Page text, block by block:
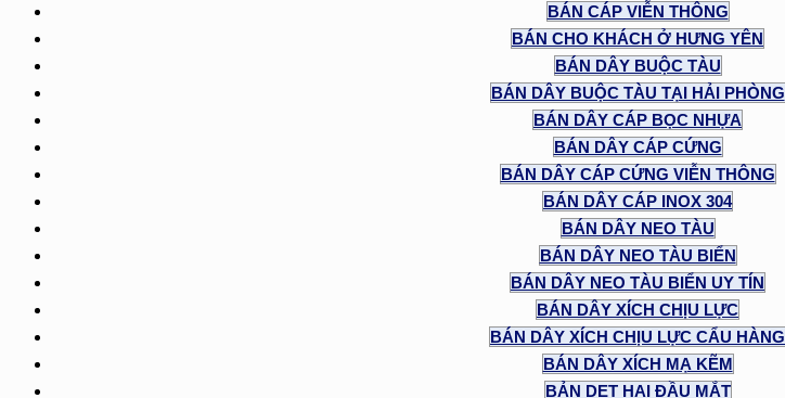
BÁN CÁP VIỄN THÔNG
BÁN CHO KHÁCH Ở HƯNG YÊN
BÁN DÂY BUỘC TÀU
BÁN DÂY BUỘC TÀU TẠI HẢI PHÒNG
BÁN DÂY CÁP BỌC NHỰA
BÁN DÂY CÁP CỨNG
BÁN DÂY CÁP CỨNG VIỄN THÔNG
BÁN DÂY CÁP INOX 304
BÁN DÂY NEO TÀU
BÁN DÂY NEO TÀU BIỂN
BÁN DÂY NEO TÀU BIỂN UY TÍN
BÁN DÂY XÍCH CHỊU LỰC
BÁN DÂY XÍCH CHỊU LỰC CẨU HÀNG
BÁN DÂY XÍCH MẠ KẼM
BẢN DẸT HAI ĐẦU MẮT